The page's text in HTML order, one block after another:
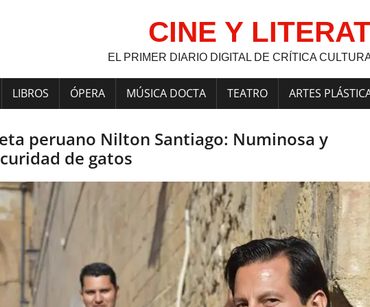
CINE Y
EL PRIMER DIARIO DIGITAL DE CRÍTICA
LIBROS ÓPERA MÚSICA DOCTA TEATRO ARTES
peruano Nilton Santiago: Numinosa y
de gatos